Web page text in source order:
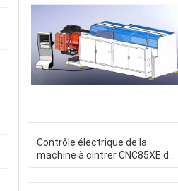
Contrôle électrique de la
machine à cintrer CNC85XE de
tuyau d'acier inoxydable